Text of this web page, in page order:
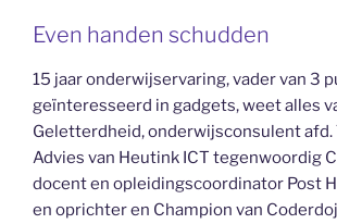
Even handen schudden
15 jaar onderwijservaring, vader van 3
geïnteresseerd in gadgets, weet alles
Geletterdheid, onderwijsconsulent afd.
Advies van Heutink ICT tegenwoordig
docent en opleidingscoordinator Post
en oprichter en Champion van